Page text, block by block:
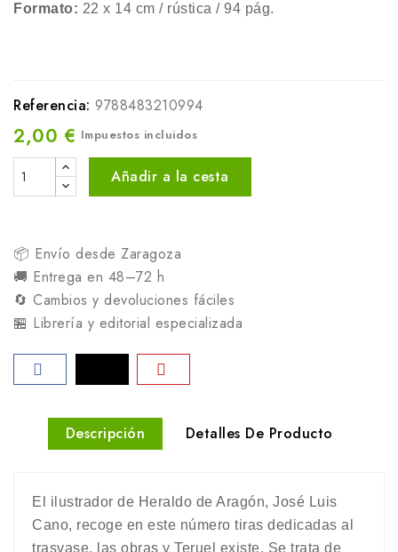
Formato: 22 x 14 cm / rústica / 94 pág.
Referencia: 9788483210994
2,00 € Impuestos incluidos
Añadir a la cesta
📦 Envío desde Zaragoza
🚚 Entrega en 48–72 h
🔄 Cambios y devoluciones fáciles
🏪 Librería y editorial especializada
Descripción Detalles De Producto
El ilustrador de Heraldo de Aragón, José Luis
Cano, recoge en este número tiras dedicadas al
trasvase, las obras y Teruel existe. Se trata de